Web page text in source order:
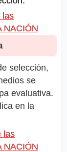
las
NACIÓN
selección,
se
evaluativa.
en la
las
NACIÓN